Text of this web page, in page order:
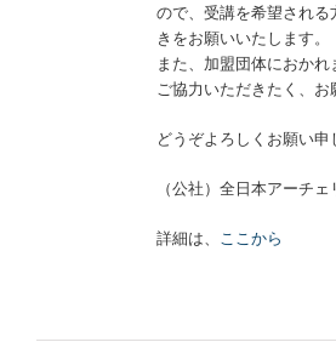
ので、受講を希望され
きをお願いいたします。
また、加盟団体におか
ご協力いただきたく、お
どうぞよろしくお願い申
（公社）全日本アーチ
詳細は、 ここから